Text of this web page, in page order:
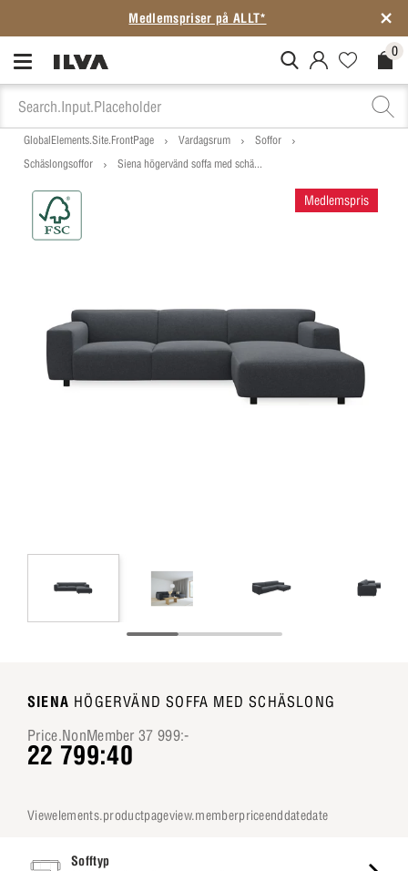
Medlemspriser på ALLT*
MitIlva.Login 0
GlobalElements.Site.FrontPage Vardagsrum
Soffor
Schäslongsoffor
Siena högervänd soffa med schä...
Medlemspris
SIENA HÖGERVÄND SOFFA MED SCHÄSLONG
Price.NonMember 37 999:-
22 799:40
viewelements.productpageview.memberpriceenddatedate
Sofftyp